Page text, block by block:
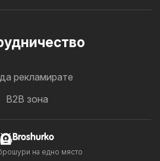
рекламирате
B2B зона
Broshurko
на едно място